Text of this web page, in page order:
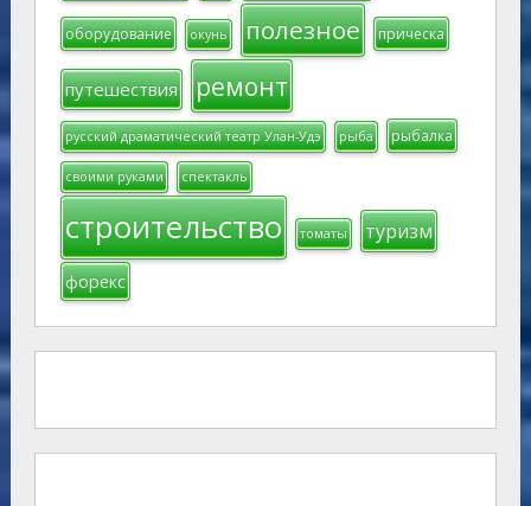
оборудование окунь полезное прическа
путешествия ремонт
русский драматический театр Улан-Удэ рыба рыбалка
своими руками спектакль
строительство томаты туризм
форекс